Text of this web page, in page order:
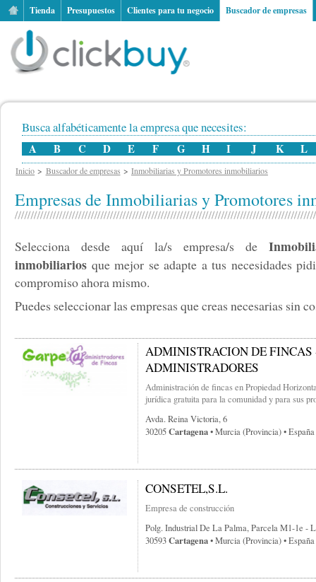
Tienda Presupuestos Clientes para tu negocio Buscador de empresas
Busca alfabéticamente la empresa que necesites:
A B C D E F G H I J K L
Inicio Buscador de empresas Inmobiliarias y Promotores inmobiliarios
Empresas de Inmobiliarias y Promotores
Selecciona desde aquí la/s empresa/s de
inmobiliarios que mejor se adapte a tus necesidades
compromiso ahora mismo.
Puedes seleccionar las empresas que creas necesarias sin
ADMINISTRACION DE FINCAS
ADMINISTRADORES
Administración de fincas en Propiedad
jurídica gratuita para la comunidad y para sus
Avda. Reina Victoria, 6
30205Cartagena• Murcia (provincia) • España
CONSETEL,S.L.
Empresa de construcción
Polg. Industrial De La Palma, Parcela M1-1e -
30593Cartagena• Murcia (provincia) • España